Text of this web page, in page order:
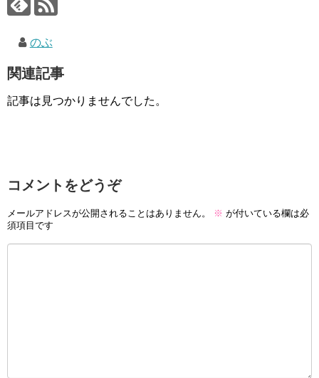
のぶ
関連記事
記事は見つかりませんでした。
コメントをどうぞ
メールアドレスが公開されることはありません。 ※ が付いている欄は必
須項目です